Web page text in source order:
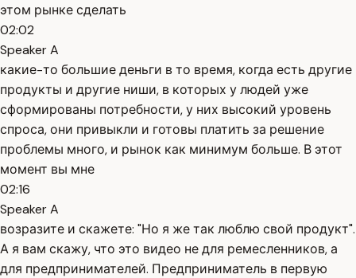
этом рынке сделать
02:02
Speaker A
какие-то большие деньги в то время, когда есть другие
продукты и другие ниши, в которых у людей уже
сформированы потребности, у них высокий уровень
спроса, они привыкли и готовы платить за решение
проблемы много, и рынок как минимум больше. В этот
момент вы мне
02:16
Speaker A
возразите и скажете: "Но я же так люблю свой продукт".
А я вам скажу, что это видео не для ремесленников, а
для предпринимателей. Предприниматель в первую